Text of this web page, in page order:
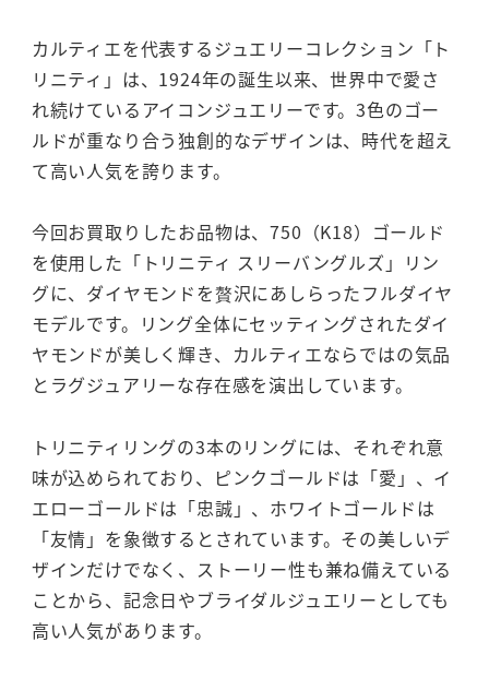
カルティエを代表するジュエリーコレクション「ト
リニティ」は、1924年の誕生以来、世界中で愛さ
れ続けているアイコンジュエリーです。3色のゴー
ルドが重なり合う独創的なデザインは、時代を超え
て高い人気を誇ります。
今回お買取りしたお品物は、750（K18）ゴールド
を使用した「トリニティ スリーバングルズ」リン
グに、ダイヤモンドを贅沢にあしらったフルダイヤ
モデルです。リング全体にセッティングされたダイ
ヤモンドが美しく輝き、カルティエならではの気品
とラグジュアリーな存在感を演出しています。
トリニティリングの3本のリングには、それぞれ意
味が込められており、ピンクゴールドは「愛」、イ
エローゴールドは「忠誠」、ホワイトゴールドは
「友情」を象徴するとされています。その美しいデ
ザインだけでなく、ストーリー性も兼ね備えている
ことから、記念日やブライダルジュエリーとしても
高い人気があります。